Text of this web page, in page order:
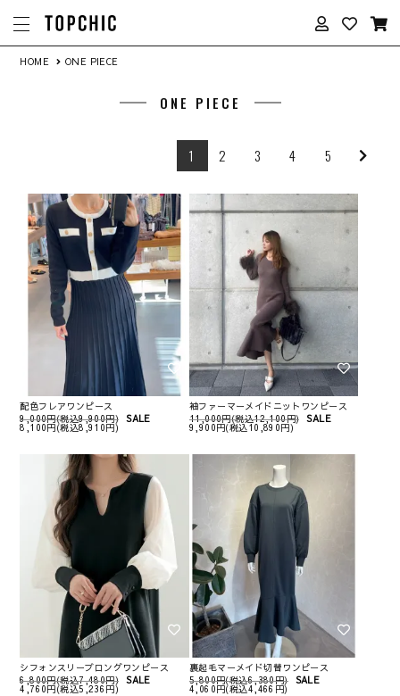
HOME ONE PIECE
ONE PIECE
1 2 3 4 5
配色フレアワンピース
9,000円(税込9,900円) SALE
8,100円(税込8,910円)
袖ファーマーメイドニットワンピース
11,000円(税込12,100円)
SALE
9,900円(税込10,890円)
シフォンスリーブロングワンピース
6,800円(税込7,480円) SALE
4,760円(税込5,236円)
裏起毛マーメイド切替ワンピース
5,800円(税込6,380円) SALE
4,060円(税込4,466円)